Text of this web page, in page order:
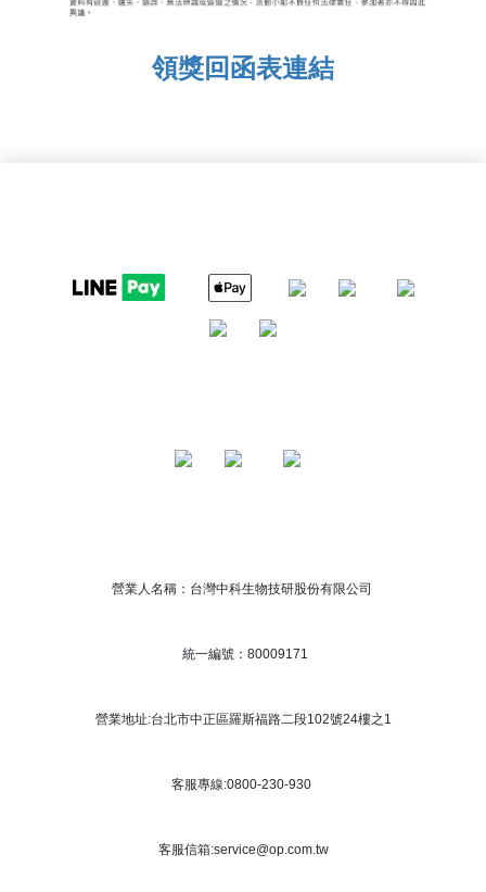
領獎回函表連結
營業人名稱：台灣中科生物技研股份有限公司
統一編號：80009171
營業地址:台北市中正區羅斯福路二段102號24樓之1
客服專線:0800-230-930
客服信箱:service@op.com.tw